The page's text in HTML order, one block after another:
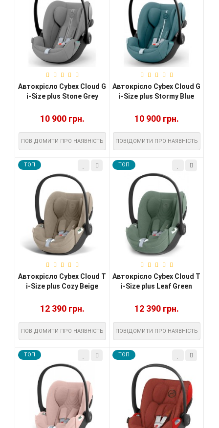
Автокрісло Cybex Cloud G
i-Size plus Stone Grey
10 900 грн.
ПОВІДОМИТИ ПРО НАЯВНІСТЬ
Автокрісло Cybex Cloud G
i-Size plus Stormy Blue
10 900 грн.
ПОВІДОМИТИ ПРО НАЯВНІСТЬ
TOП
Автокрісло Cybex Cloud T
i-Size plus Cozy Beige
12 390 грн.
ПОВІДОМИТИ ПРО НАЯВНІСТЬ
TOП
Автокрісло Cybex Cloud T
i-Size plus Leaf Green
12 390 грн.
ПОВІДОМИТИ ПРО НАЯВНІСТЬ
TOП TOП